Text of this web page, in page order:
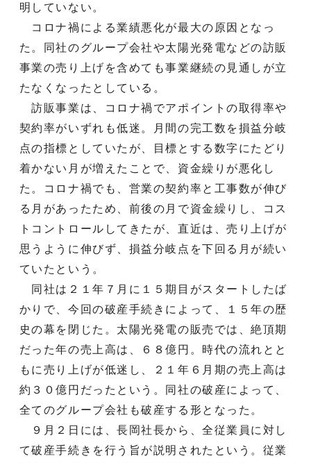
明していない。
コロナ禍による業績悪化が最大の原因となっ
た。同社のグループ会社や太陽光発電などの訪販
事業の売り上げを含めても事業継続の見通しが立
たなくなったとしている。
訪販事業は、コロナ禍でアポイントの取得率や
契約率がいずれも低迷。月間の完工数を損益分岐
点の指標としていたが、目標とする数字にたどり
着かない月が増えたことで、資金繰りが悪化し
た。コロナ禍でも、営業の契約率と工事数が伸び
る月があったため、前後の月で資金繰りし、コス
トコントロールしてきたが、直近は、売り上げが
思うように伸びず、損益分岐点を下回る月が続い
ていたという。
同社は２１年７月に１５期目がスタートしたば
かりで、今回の破産手続きによって、１５年の歴
史の幕を閉じた。太陽光発電の販売では、絶頂期
だった年の売上高は、６８億円。時代の流れとと
もに売り上げが低迷し、２１年６月期の売上高は
約３０億円だったという。同社の破産によって、
全てのグループ会社も破産する形となった。
９月２日には、長岡社長から、全従業員に対し
て破産手続きを行う旨が説明されたという。従業